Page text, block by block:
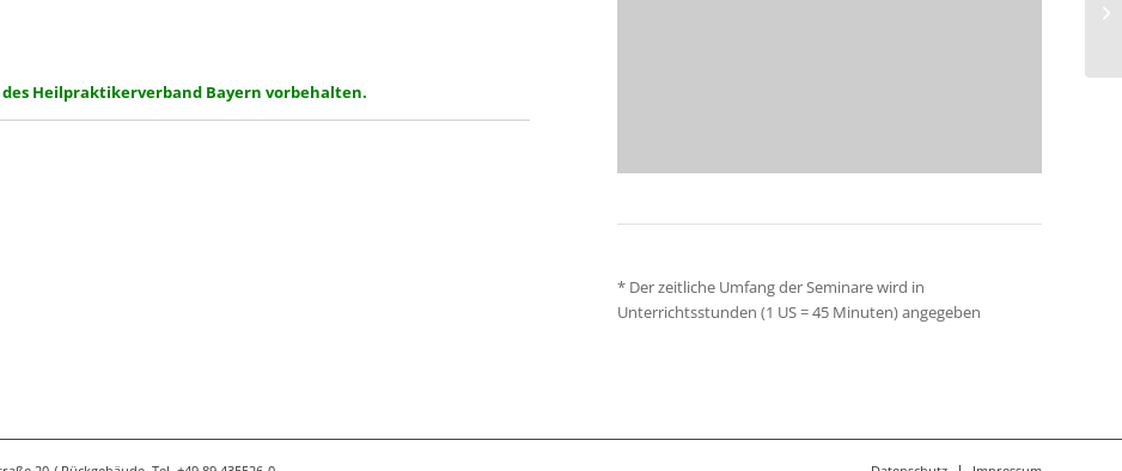
Heilpraktikerverband Bayern vorbehalten.
* Der zeitliche Umfang der Seminare wird in
Unterrichtsstunden (1 US = 45 Minuten) angegeben